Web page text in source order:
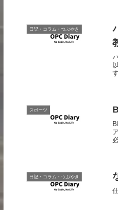
日記・コラム・つぶやき
スポーツ
日記・コラム・つぶやき